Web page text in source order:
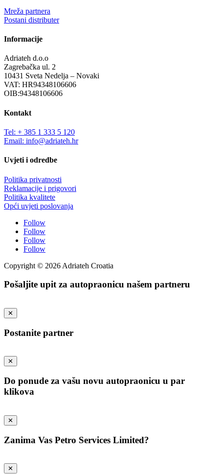
Mreža partnera
Postani distributer
Informacije
Adriateh d.o.o
Zagrebačka ul. 2
10431 Sveta Nedelja – Novaki
VAT: HR94348106606
OIB:94348106606
Kontakt
Tel: + 385 1 333 5 120
Email: info@adriateh.hr
Uvjeti i odredbe
Politika privatnosti
Reklamacije i prigovori
Politika kvalitete
Opći uvjeti poslovanja
Follow
Follow
Follow
Follow
Copyright © 2026 Adriateh Croatia
Pošaljite upit za autopraonicu našem partneru
✕
Postanite partner
✕
Do ponude za vašu novu autopraonicu u par
klikova
✕
Zanima Vas Petro Services Limited?
✕